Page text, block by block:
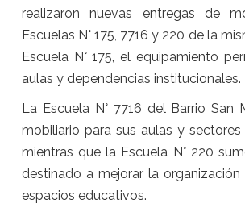
realizaron nuevas entregas de
Escuelas N° 175, 7716 y 220 de la
Escuela N° 175, el equipamiento
aulas y dependencias institucionales.
La Escuela N° 7716 del Barrio San
mobiliario para sus aulas y sectores
mientras que la Escuela N° 220
destinado a mejorar la
espacios educativos.